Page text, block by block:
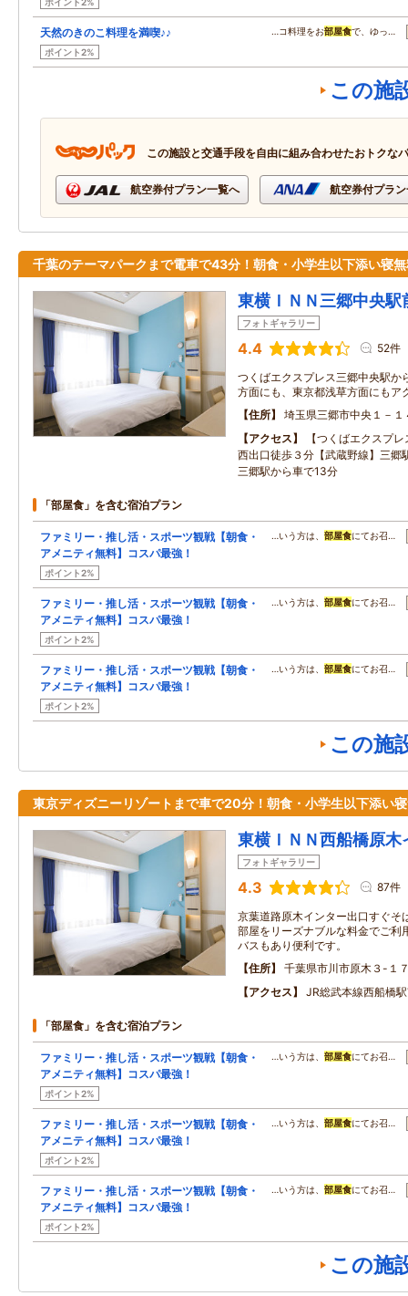
天然のきのこ料理を満喫♪♪
ポイント2%
…コ料理をお部屋食で、ゆっ…
この施
この施設と交通手段を自由に組み合わせたおトクな
航空券付プラン一覧へ 航空券付プラ
千葉のテーマパークまで電車で43分！朝食・小学生以下添い寝
東横ＩＮＮ三郷中央駅
フォトギャラリー
4.4 52件
つくばエクスプレス三郷中央駅か
方面にも、東京都浅草方面にもア
住所
埼玉県三郷市中央１－１
アクセス
【つくばエクスプ
西出口徒歩３分【武蔵野線】三
三郷駅から車で13分
「部屋食」を含む宿泊プラン
ファミリー・推し活・スポーツ観戦【朝食・
アメニティ無料】コスパ最強！
ポイント2%
…いう方は、 部屋食にてお召…
ファミリー・推し活・スポーツ観戦【朝食・
アメニティ無料】コスパ最強！
ポイント2%
…いう方は、 部屋食にてお召…
ファミリー・推し活・スポーツ観戦【朝食・
アメニティ無料】コスパ最強！
ポイント2%
…いう方は、 部屋食にてお召…
この施
東京ディズニーリゾートまで車で20分！朝食・小学生以下添い
東横ＩＮＮ西船橋原木
フォトギャラリー
4.3 87件
京葉道路原木インター出口すぐそ
部屋をリーズナブルな料金でご利
バスもあり便利です。
住所
千葉県市川市原木３-１
アクセス
JR総武本線西船橋
「部屋食」を含む宿泊プラン
ファミリー・推し活・スポーツ観戦【朝食・
アメニティ無料】コスパ最強！
ポイント2%
…いう方は、 部屋食にてお召…
ファミリー・推し活・スポーツ観戦【朝食・
アメニティ無料】コスパ最強！
ポイント2%
…いう方は、 部屋食にてお召…
ファミリー・推し活・スポーツ観戦【朝食・
アメニティ無料】コスパ最強！
ポイント2%
…いう方は、 部屋食にてお召…
この施